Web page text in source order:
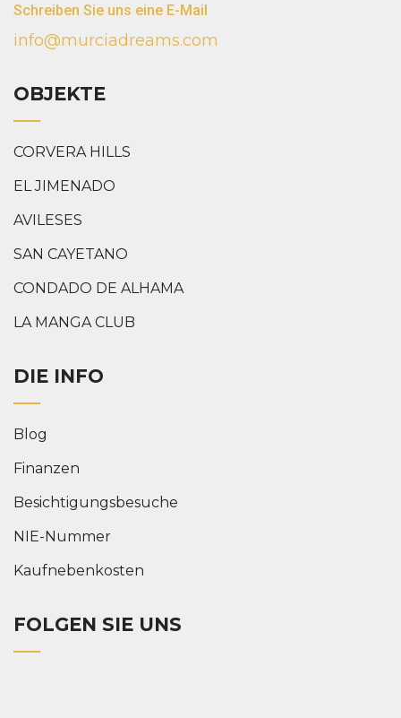
Schreiben Sie uns eine E-Mail
info@murciadreams.com
OBJEKTE
CORVERA HILLS
EL JIMENADO
AVILESES
SAN CAYETANO
CONDADO DE ALHAMA
LA MANGA CLUB
DIE INFO
Blog
Finanzen
Besichtigungsbesuche
NIE-Nummer
Kaufnebenkosten
FOLGEN SIE UNS